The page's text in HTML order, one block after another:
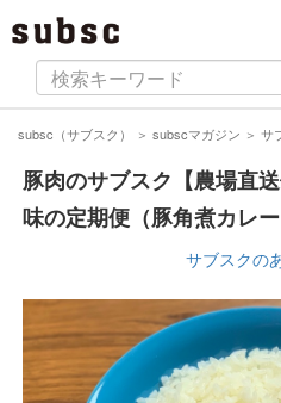
subsc（サブスク） ＞ subscマガジン ＞ サ
豚肉のサブスク【農場直
味の定期便（豚角煮カレー
サブスクの